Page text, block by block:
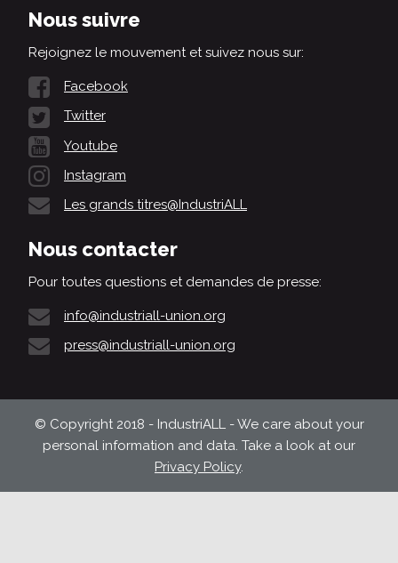
Nous suivre
Rejoignez le mouvement et suivez nous sur:
Facebook
Twitter
Youtube
Instagram
Les grands titres@IndustriALL
Nous contacter
Pour toutes questions et demandes de presse:
info@industriall-union.org
press@industriall-union.org
© Copyright 2018 - IndustriALL - We care about your
personal information and data. Take a look at our
Privacy Policy.